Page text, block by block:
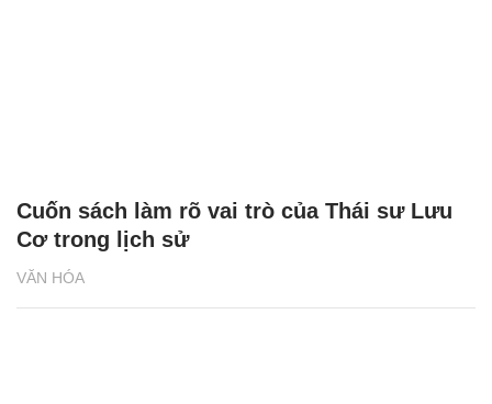
VĂN HÓA
Cuốn sách làm rõ vai trò của Thái sư Lưu
Cơ trong lịch sử